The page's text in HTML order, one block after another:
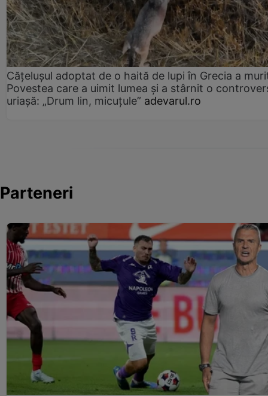
Cățelușul adoptat de o haită de lupi în Grecia a
Povestea care a uimit lumea și a stârnit o
uriașă: „Drum lin, micuțule” adevarul.ro
Parteneri